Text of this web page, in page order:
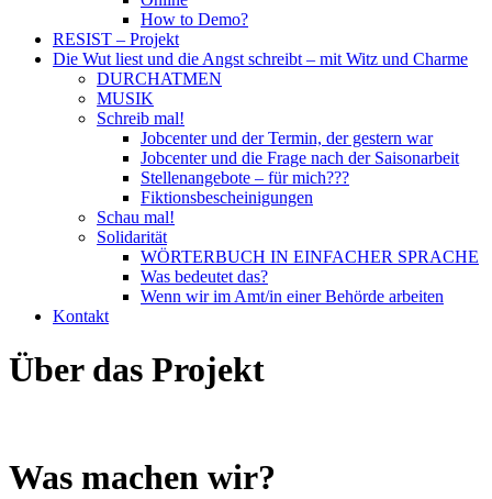
How to Demo?
RESIST – Projekt
Die Wut liest und die Angst schreibt – mit Witz und Charme
DURCHATMEN
MUSIK
Schreib mal!
Jobcenter und der Termin, der gestern war
Jobcenter und die Frage nach der Saisonarbeit
Stellenangebote – für mich???
Fiktionsbescheinigungen
Schau mal!
Solidarität
WÖRTERBUCH IN EINFACHER SPRACHE
Was bedeutet das?
Wenn wir im Amt/in einer Behörde arbeiten
Kontakt
Über das Projekt
Was machen wir?